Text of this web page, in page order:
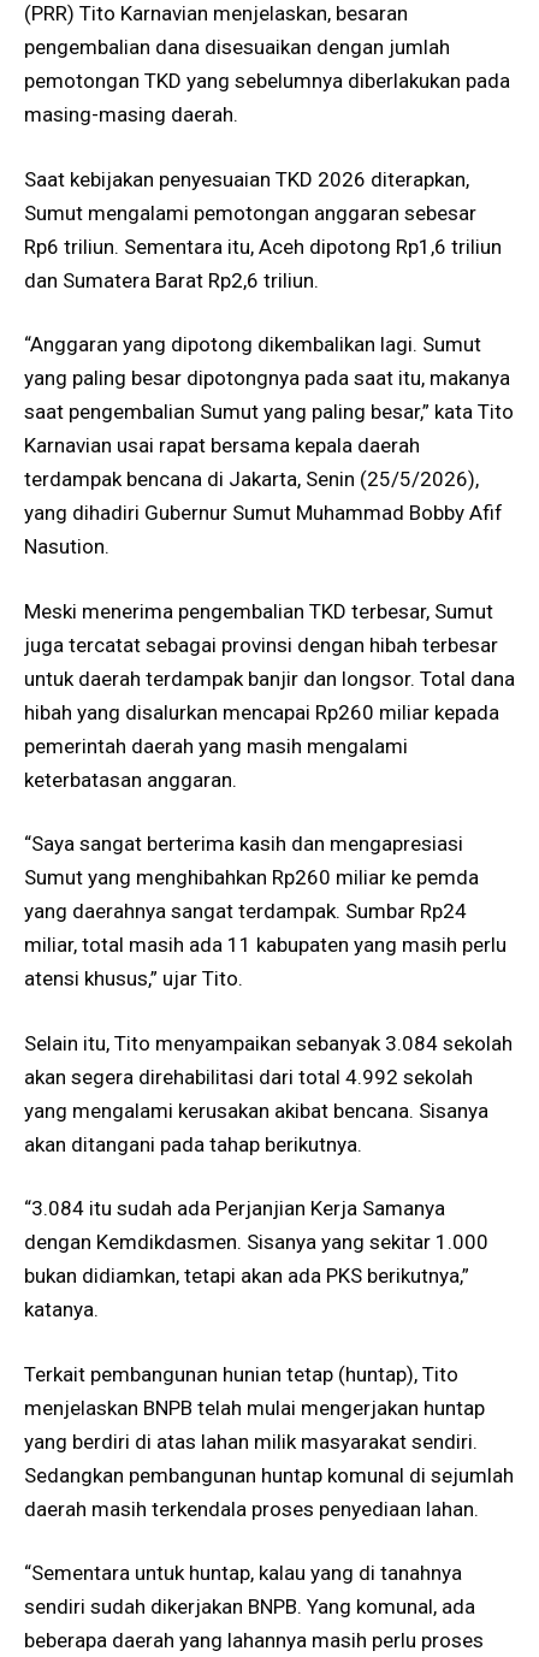
(PRR) Tito Karnavian menjelaskan, besaran
pengembalian dana disesuaikan dengan jumlah
pemotongan TKD yang sebelumnya diberlakukan pada
masing-masing daerah.
Saat kebijakan penyesuaian TKD 2026 diterapkan,
Sumut mengalami pemotongan anggaran sebesar
Rp6 triliun. Sementara itu, Aceh dipotong Rp1,6 triliun
dan Sumatera Barat Rp2,6 triliun.
“Anggaran yang dipotong dikembalikan lagi. Sumut
yang paling besar dipotongnya pada saat itu, makanya
saat pengembalian Sumut yang paling besar,” kata Tito
Karnavian usai rapat bersama kepala daerah
terdampak bencana di Jakarta, Senin (25/5/2026),
yang dihadiri Gubernur Sumut Muhammad Bobby Afif
Nasution.
Meski menerima pengembalian TKD terbesar, Sumut
juga tercatat sebagai provinsi dengan hibah terbesar
untuk daerah terdampak banjir dan longsor. Total dana
hibah yang disalurkan mencapai Rp260 miliar kepada
pemerintah daerah yang masih mengalami
keterbatasan anggaran.
“Saya sangat berterima kasih dan mengapresiasi
Sumut yang menghibahkan Rp260 miliar ke pemda
yang daerahnya sangat terdampak. Sumbar Rp24
miliar, total masih ada 11 kabupaten yang masih perlu
atensi khusus,” ujar Tito.
Selain itu, Tito menyampaikan sebanyak 3.084 sekolah
akan segera direhabilitasi dari total 4.992 sekolah
yang mengalami kerusakan akibat bencana. Sisanya
akan ditangani pada tahap berikutnya.
“3.084 itu sudah ada Perjanjian Kerja Samanya
dengan Kemdikdasmen. Sisanya yang sekitar 1.000
bukan didiamkan, tetapi akan ada PKS berikutnya,”
katanya.
Terkait pembangunan hunian tetap (huntap), Tito
menjelaskan BNPB telah mulai mengerjakan huntap
yang berdiri di atas lahan milik masyarakat sendiri.
Sedangkan pembangunan huntap komunal di sejumlah
daerah masih terkendala proses penyediaan lahan.
“Sementara untuk huntap, kalau yang di tanahnya
sendiri sudah dikerjakan BNPB. Yang komunal, ada
beberapa daerah yang lahannya masih perlu proses